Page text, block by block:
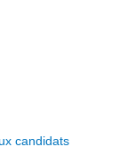
candidats